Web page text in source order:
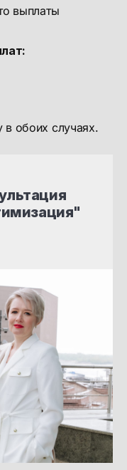
выплаты
в обоих случаях.